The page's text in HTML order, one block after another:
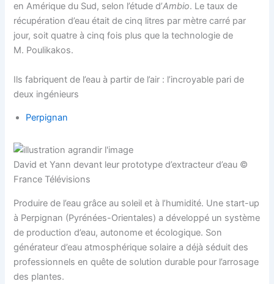
en Amérique du Sud, selon l’étude d’Ambio. Le taux de
récupération d’eau était de cinq litres par mètre carré par
jour, soit quatre à cinq fois plus que la technologie de
M. Poulikakos.
Ils fabriquent de l’eau à partir de l’air : l’incroyable pari de
deux ingénieurs
Perpignan
David et Yann devant leur prototype d’extracteur d’eau ©
France Télévisions
Produire de l’eau grâce au soleil et à l’humidité. Une start-up
à Perpignan (Pyrénées-Orientales) a développé un système
de production d’eau, autonome et écologique. Son
générateur d’eau atmosphérique solaire a déjà séduit des
professionnels en quête de solution durable pour l’arrosage
des plantes.